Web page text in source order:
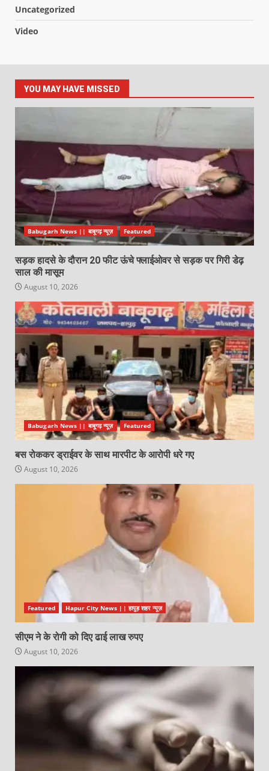
Uncategorized
Video
YOU MAY HAVE MISSED
Babugarh News || बाबूगढ़ न्यूज़ Featured
सड़क हादसे के दौरान 20 फीट ऊंचे फ्लाईओवर से सड़क पर गिरी डेढ़
साल की मासूम
August 10, 2026
Babugarh News || बाबूगढ़ न्यूज़ Featured
बस रोककर ड्राईवर के साथ मारपीट के आरोपी धरे गए
August 10, 2026
Featured Hapur City News || हापुड़ शहर न्यूज़
सीएम ने के रोगी को दिए ढाई लाख रुपए
August 10, 2026